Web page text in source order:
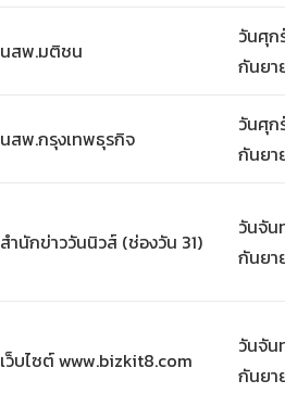
นสพ.มติชน
วันศุก
กันยา
นสพ.กรุงเทพธุรกิจ
วันศุก
กันยา
สำนักข่าววันนิวส์ (ช่องวัน 31)
วันจัน
กันยา
เว็บไซต์ www.bizkit8.com
วันจัน
กันยา